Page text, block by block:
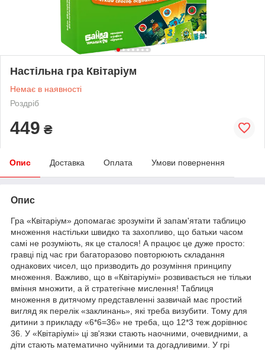
Настільна гра Квітаріум
Немає в наявності
Роздріб
449 ₴
Опис Доставка Оплата Умови повернення
Опис
Гра «Квітаріум» допомагає зрозуміти й запам'ятати таблицю
множення настільки швидко та захопливо, що батьки часом
самі не розуміють, як це сталося! А працює це дуже просто:
гравці під час гри багаторазово повторюють складання
однакових чисел, що призводить до розуміння принципу
множення. Важливо, що в «Квітаріумі» розвивається не тільки
вміння множити, а й стратегічне мислення! Таблиця
множення в дитячому представленні зазвичай має простий
вигляд як перелік «заклинань», які треба визубити. Тому для
дитини з прикладу «6*6=36» не треба, що 12*3 теж дорівнює
36. У «Квітаріумі» ці зв'язки стають наочними, очевидними, а
діти стають математично чуйними та догадливими. У грі